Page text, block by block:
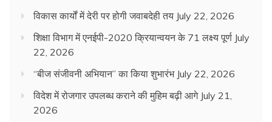
विकास कार्यों में देरी पर होगी जवाबदेही तय July 22, 2026
शिक्षा विभाग में एनईपी-2020 क्रियान्वयन के 71 लक्ष्य पूर्ण July
22, 2026
“बीज संजीवनी अभियान” का किया शुभारंभ July 22, 2026
विदेश में रोजगार उपलब्ध कराने की मुहिम बढ़ी आगे July 21,
2026